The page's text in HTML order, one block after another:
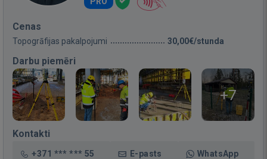
Cenas
Topogrāfijas pakalpojumi 30,00€/stunda
Darbu piemēri
+7
Kontakti
+371 *** *** 55 E-pasts WhatsApp